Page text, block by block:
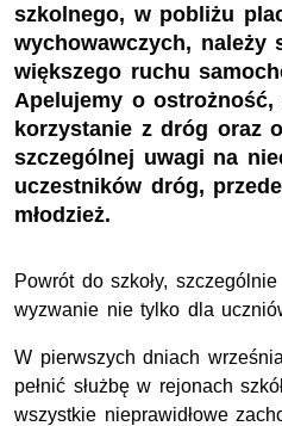
szkolnego, w pobliżu
wychowawczych, należy
większego ruchu
Apelujemy o ostrożność,
korzystanie z dróg oraz
szczególnej uwagi na
uczestników dróg,
młodzież.
Powrót do szkoły,
wyzwanie nie tylko dla
W pierwszych dniach
pełnić służbę w rejonach
wszystkie nieprawidłowe